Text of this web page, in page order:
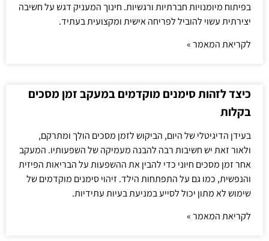
בפיתוח מיומנויות חברתיות ורגשיות. חינוך המעניק דגש על חשיבה
יצירתית עשוי להוביל לפריחה אישית ומקצועית בעתיד.
לקריאת המאמר »
כיצד לזהות סימנים מוקדמים במעקב זמן מסכים
בקלות
בעידן הדיגיטלי של היום, הביקוש לזמן מסכים הולך ומתרקם,
ולאור זאת יש חשיבות רבה להבנה מעמיקה של השפעותיו. המעקב
אחר זמן מסכים חיוני כדי להבין את ההשפעות על הבריאות הפיזית
והנפשית, כמו גם על התפתחות הילד. זיהוי סימנים מוקדמים של
שימוש לא מתון יכול לסייע במניעת בעיות עתידיות.
לקריאת המאמר »